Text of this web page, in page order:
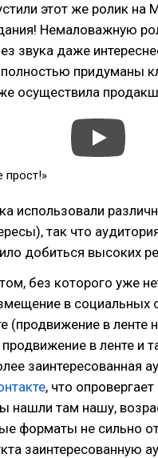
этот же ролик на
Немаловажную
звука даже
придуманы
осуществила
прост!»
использовали
так что
добиться высоких
без которого уже
в социальных
(продвижение в ленте
в ленте и
заинтересованная
, что
нашли там нашу,
форматы не сильно
заинтересованную